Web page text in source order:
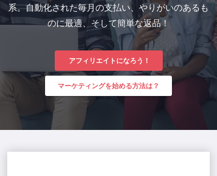
系。自動化された毎月の支払い、やりがいのあるも
のに最適、そして簡単な返品！
アフィリエイトになろう！
マーケティングを始める方法は？